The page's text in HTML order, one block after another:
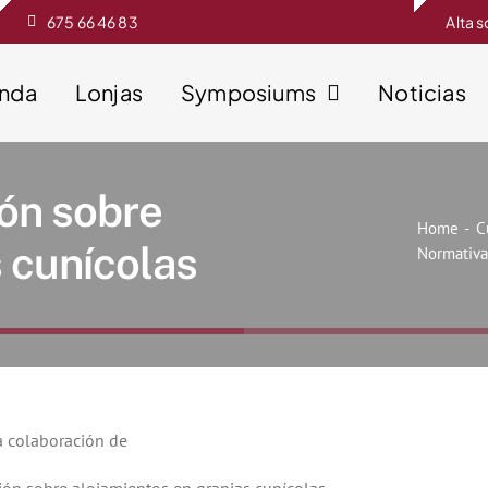
675 66 46 83 Alta
Lonjas Symposiums Noticias
sobre
cunícolas
Home
colaboración de